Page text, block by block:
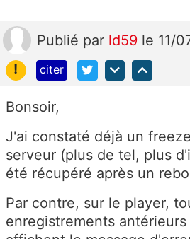
Publié par ld59 le 11/
!
citer
Bonsoir,
J'ai constaté déjà un
serveur (plus de tel, plus
été récupéré après un
Par contre, sur le player,
enregistrements